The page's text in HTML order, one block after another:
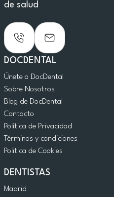
de salud
DOCDENTAL
Únete a DocDental
Sobre Nosotros
Blog de DocDental
Contacto
Política de Privacidad
Términos y condiciones
Politica de Cookies
DENTISTAS
Madrid